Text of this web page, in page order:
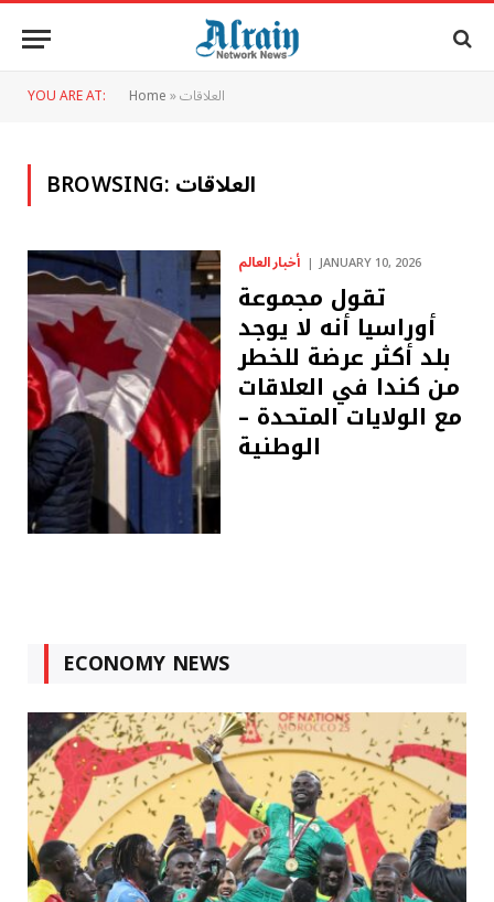
YOU ARE AT: Home»العلاقات
BROWSING:العلاقات
أخبار العالم JANUARY 10, 2026
تقول مجموعة
أوراسيا أنه لا يوجد
بلد أكثر عرضة للخطر
من كندا في العلاقات
مع الولايات المتحدة –
الوطنية
ECONOMY NEWS